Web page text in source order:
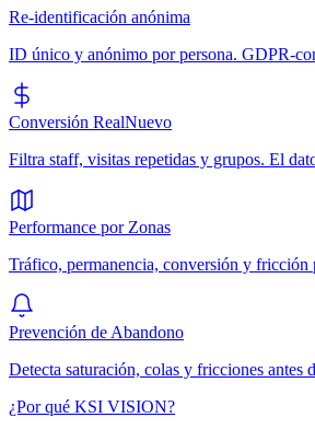
Re-identificación anónima
ID único y anónimo por persona. GDPR-
Conversión RealNuevo
Filtra staff, visitas repetidas y grupos. El
Performance por Zonas
Tráfico, permanencia, conversión y fricción
Prevención de Abandono
Detecta saturación, colas y fricciones antes
¿Por qué KSI VISION?